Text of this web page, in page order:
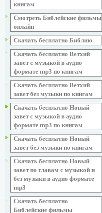
книгам
Смотреть Библейские фильмы
онлайн
Скачать бесплатно Библию
Скачать бесплатно Ветхий
завет с музыкой в аудио
формате mp3 по книгам
Скачать бесплатно Ветхий
завет без музыки по книгам
Скачать бесплатно Новый
завет с музыкой в аудио
формате mp3 по книгам
Скачать бесплатно Новый
завет без музыки по книгам
Скачать бесплатно Новый
завет по главам с музыкой и
без музыки в аудио формате
mp3
Скачать бесплатно
Библейские фильмы